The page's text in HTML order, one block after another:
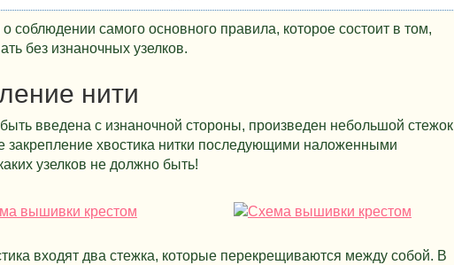
соблюдении самого основного правила, которое состоит в том,
без изнаночных узелков.
нити
введена с изнаночной стороны, произведен небольшой стежок
закрепление хвостика нитки последующими наложенными
узелков не должно быть!
входят два стежка, которые перекрещиваются между собой. В